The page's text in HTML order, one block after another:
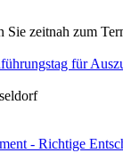
Sie zeitnah zum
für
- Richtige